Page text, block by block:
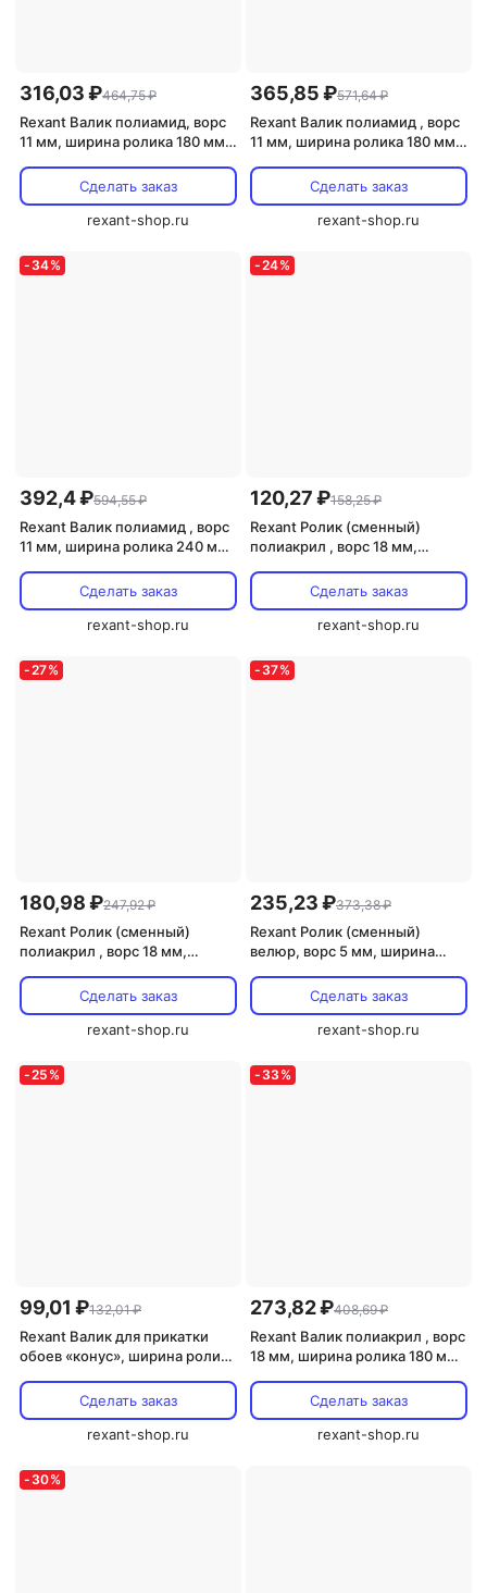
316,03 ₽464,75 ₽
Rexant Валик полиамид, ворс
11 мм, ширина ролика 180 мм,
Сделать заказ
rexant-shop.ru
365,85 ₽571,64 ₽
Rexant Валик полиамид , ворс
11 мм, ширина ролика 180 мм,
Сделать заказ
rexant-shop.ru
- 34%
392,4 ₽594,55 ₽
Rexant Валик полиамид , ворс
11 мм, ширина ролика 240 мм,
Сделать заказ
rexant-shop.ru
-24%
120,27 ₽158,25 ₽
Rexant Ролик (сменный)
полиакрил , ворс 18 мм,
0123 1 штСделать заказ
rexant-shop.ru
-27%
180,98 ₽247,92 ₽
Rexant Ролик (сменный)
полиакрил , ворс 18 мм,
0101 1 штСделать заказ
rexant-shop.ru
- 37%
235,23 ₽373,38 ₽
Rexant Ролик (сменный)
велюр, ворс 5 мм, ширина
Сделать заказ
rexant-shop.ru
-25 %
99,01 ₽132,01 ₽
Rexant Валик для прикатки
обоев «конус», ширина ролика
Сделать заказ
rexant-shop.ru
- 33 %
273,82 ₽408,69 ₽
Rexant Валик полиакрил , ворс
18 мм, ширина ролика 180 мм,
Сделать заказ
rexant-shop.ru
- 30%